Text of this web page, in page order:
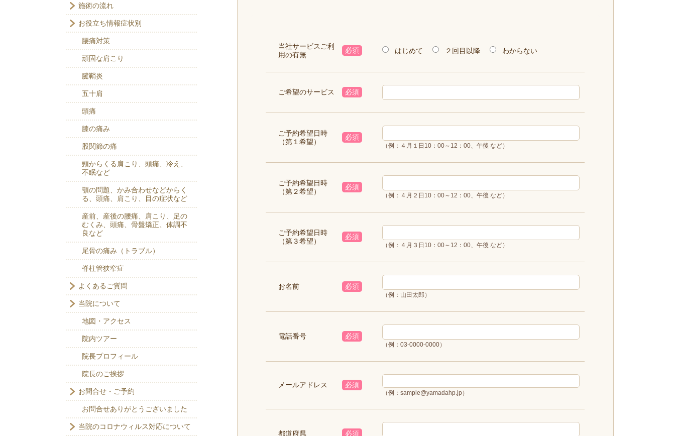
当社サービスご利
用の有無
必須 はじめて ２回目以降 わからない
ご希望のサービス 必須
ご予約希望日時
（第１希望）
必須
（例：４月１日10：00～12：00、午後 など）
ご予約希望日時
（第２希望）
必須
（例：４月２日10：00～12：00、午後 など）
ご予約希望日時
（第３希望）
必須
（例：４月３日10：00～12：00、午後 など）
お名前 必須
（例：山田太郎）
電話番号 必須
（例：03-0000-0000）
メールアドレス 必須
（例：sample@yamadahp.jp）
都道府県 必須
施術の流れ
お役立ち情報症状別
腰痛対策
頑固な肩こり
腱鞘炎
五十肩
頭痛
膝の痛み
股関節の痛
頸からくる肩こり、頭痛、冷え、
不眠など
顎の問題、かみ合わせなどからく
る、頭痛、肩こり、目の症状など
産前、産後の腰痛、肩こり、足の
むくみ、頭痛、骨盤矯正、体調不
良など
尾骨の痛み（トラブル）
脊柱管狭窄症
よくあるご質問
当院について
地図・アクセス
院内ツアー
院長プロフィール
院長のご挨拶
お問合せ・ご予約
お問合せありがとうございました
当院のコロナウィルス対応について